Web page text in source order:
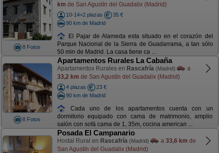
8 Fotos
km de San Agustín del Guadalix (Madrid)
10-14+2 plazas
35 €
90 km de Madrid
El Pajar de Alameda esta situado en el corazón del
Parque Nacional de la Sierra de Guadarrama, a tan sólo
50 min de Madrid. La casa tiene ca ...
8 Fotos
Apartamentos Rurales La Cabaña
Apartamentos Rurales en Rascafría (Madrid)
a
33,2 km de San Agustín del Guadalix (Madrid)
4 plazas
23 €
90 km de Madrid
Cada uno de los apartamentos cuenta con un
dormitorio equipado con cama de matrimonio, amplio
salón con sofá cama de 1, 35m, cocina american ...
Posada El Campanario
Hostal Rural en Rascafría (Madrid) a 33,6 km de
San Agustín del Guadalix (Madrid)